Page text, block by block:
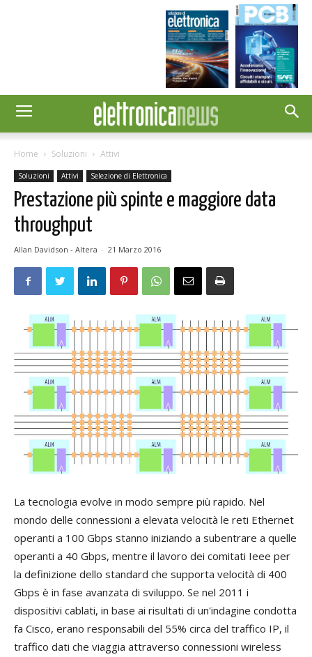
Home Soluzioni Attivi
Soluzioni Attivi Selezione di Elettronica
Prestazione più spinte e maggiore data
throughput
Allan Davidson - Altera - 21 Marzo 2016
La tecnologia evolve in modo sempre più rapido. Nel
mondo delle connessioni a elevata velocità le reti Ethernet
operanti a 100 Gbps stanno iniziando a subentrare a quelle
operanti a 40 Gbps, mentre il lavoro dei comitati Ieee per
la definizione dello standard che supporta velocità di 400
Gbps è in fase avanzata di sviluppo. Se nel 2011 i
dispositivi cablati, in base ai risultati di un'indagine condotta
fa Cisco, erano responsabili del 55% circa del traffico IP, il
traffico dati che viaggia attraverso connessioni wireless